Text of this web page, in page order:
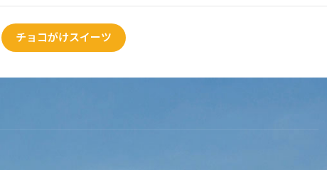
チョコがけスイーツ